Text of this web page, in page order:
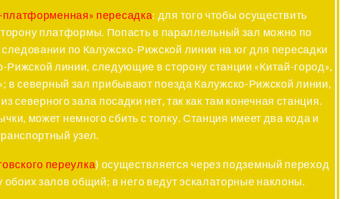
платформенная» пересадка: для того чтобы осуществить
платформы. Попасть в параллельный зал можно по
по Калужско-Рижской линии на юг для пересадки
линии, следующие в сторону станции «Китай-город»,
в северный зал прибывают поезда Калужско-Рижской линии,
зала посадки нет, так как там конечная станция.
может немного сбить с толку. Станция имеет два кода и
узел.
переулка) осуществляется через подземный переход
залов общий; в него ведут эскалаторные наклоны.